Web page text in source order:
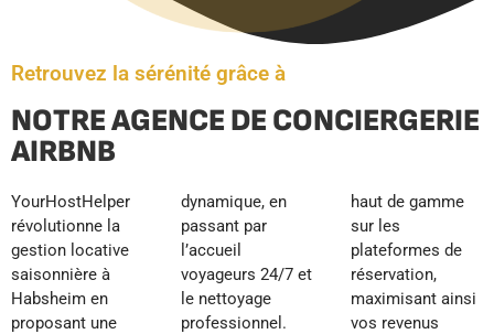
Retrouvez la sérénité grâce à
NOTRE AGENCE DE CONCIERGERIE
AIRBNB
YourHostHelper
révolutionne la
gestion locative
saisonnière à
Habsheim en
proposant une
dynamique, en
passant par
l’accueil
voyageurs 24/7 et
le nettoyage
professionnel.
haut de gamme
sur les
plateformes de
réservation,
maximisant ainsi
vos revenus